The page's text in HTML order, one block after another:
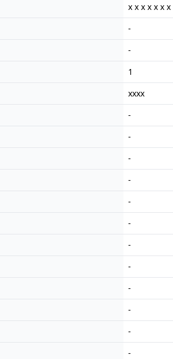
x x x x x x
-
-
1
xxxx
-
-
-
-
-
-
-
-
-
-
-
-